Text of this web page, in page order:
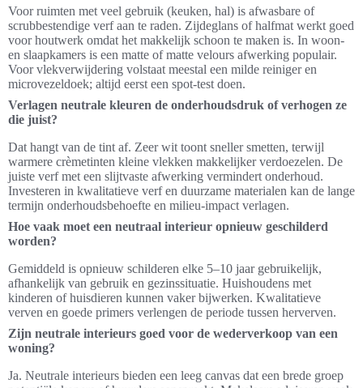
Voor ruimten met veel gebruik (keuken, hal) is afwasbare of
scrubbestendige verf aan te raden. Zijdeglans of halfmat werkt goed
voor houtwerk omdat het makkelijk schoon te maken is. In woon-
en slaapkamers is een matte of matte velours afwerking populair.
Voor vlekverwijdering volstaat meestal een milde reiniger en
microvezeldoek; altijd eerst een spot-test doen.
Verlagen neutrale kleuren de onderhoudsdruk of verhogen ze
die juist?
Dat hangt van de tint af. Zeer wit toont sneller smetten, terwijl
warmere crèmetinten kleine vlekken makkelijker verdoezelen. De
juiste verf met een slijtvaste afwerking vermindert onderhoud.
Investeren in kwalitatieve verf en duurzame materialen kan de lange
termijn onderhoudsbehoefte en milieu-impact verlagen.
Hoe vaak moet een neutraal interieur opnieuw geschilderd
worden?
Gemiddeld is opnieuw schilderen elke 5–10 jaar gebruikelijk,
afhankelijk van gebruik en gezinssituatie. Huishoudens met
kinderen of huisdieren kunnen vaker bijwerken. Kwalitatieve
verven en goede primers verlengen de periode tussen herverven.
Zijn neutrale interieurs goed voor de wederverkoop van een
woning?
Ja. Neutrale interieurs bieden een leeg canvas dat een brede groep